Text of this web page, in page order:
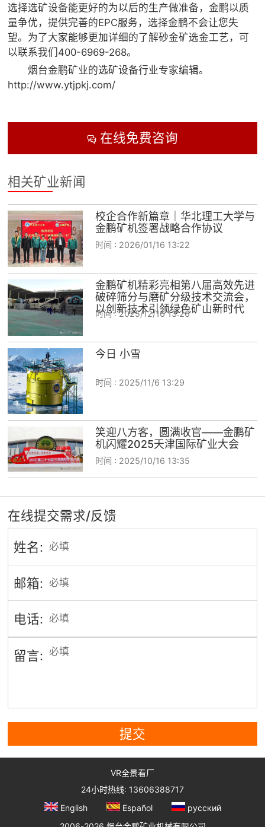
选择选矿设备能更好的为以后的生产做准备，金鹏以质
量争优，提供完善的EPC服务，选择金鹏不会让您失
望。为了大家能够更加详细的了解砂金矿选金工艺，可
以联系我们400-6969-268。
烟台金鹏矿业的选矿设备行业专家编辑。
http://www.ytjpkj.com/
在线免费咨询
相关矿业新闻
校企合作新篇章｜华北理工大学与
金鹏矿机签署战略合作协议
时间 : 2026/01/16 13:22
金鹏矿机精彩亮相第八届高效先进
破碎筛分与磨矿分级技术交流会，
以创新技术引领绿色矿山新时代
时间 :2025/12/16 13:26
今日 小雪
时间 : 2025/11/6 13:29
笑迎八方客，圆满收官——金鹏矿
机闪耀2025天津国际矿业大会
时间 : 2025/10/16 13:35
在线提交需求/反馈
姓名:
邮箱:
电话:
留言:
提交
VR全景看厂
24小时热线: 13606388717
English
Español
русский